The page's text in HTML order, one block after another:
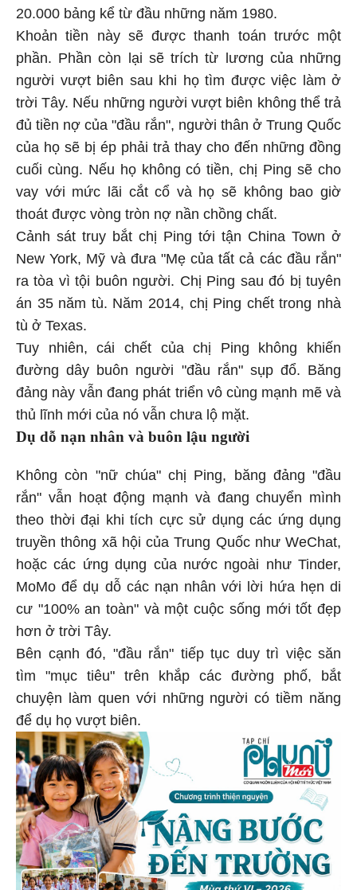
20.000 bảng kể từ đầu những năm 1980.
Khoản tiền này sẽ được thanh toán trước một
phần. Phần còn lại sẽ trích từ lương của những
người vượt biên sau khi họ tìm được việc làm ở
trời Tây. Nếu những người vượt biên không thể trả
đủ tiền nợ của "đầu rắn", người thân ở Trung Quốc
của họ sẽ bị ép phải trả thay cho đến những đồng
cuối cùng. Nếu họ không có tiền, chị Ping sẽ cho
vay với mức lãi cắt cổ và họ sẽ không bao giờ
thoát được vòng tròn nợ nần chồng chất.
Cảnh sát truy bắt chị Ping tới tận China Town ở
New York, Mỹ và đưa "Mẹ của tất cả các đầu rắn"
ra tòa vì tội buôn người. Chị Ping sau đó bị tuyên
án 35 năm tù. Năm 2014, chị Ping chết trong nhà
tù ở Texas.
Tuy nhiên, cái chết của chị Ping không khiến
đường dây buôn người "đầu rắn" sụp đổ. Băng
đảng này vẫn đang phát triển vô cùng mạnh mẽ và
thủ lĩnh mới của nó vẫn chưa lộ mặt.
Dụ dỗ nạn nhân và buôn lậu người
Không còn "nữ chúa" chị Ping, băng đảng "đầu
rắn" vẫn hoạt động mạnh và đang chuyển mình
theo thời đại khi tích cực sử dụng các ứng dụng
truyền thông xã hội của Trung Quốc như WeChat,
hoặc các ứng dụng của nước ngoài như Tinder,
MoMo để dụ dỗ các nạn nhân với lời hứa hẹn di
cư "100% an toàn" và một cuộc sống mới tốt đẹp
hơn ở trời Tây.
Bên cạnh đó, "đầu rắn" tiếp tục duy trì việc săn
tìm "mục tiêu" trên khắp các đường phố, bắt
chuyện làm quen với những người có tiềm năng
để dụ họ vượt biên.